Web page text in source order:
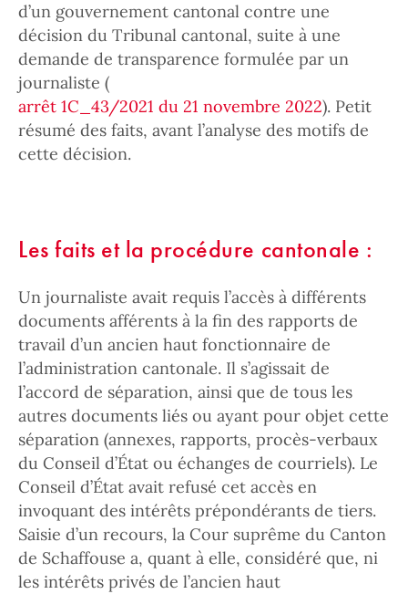
d’un gouvernement cantonal contre une
décision du Tribunal cantonal, suite à une
demande de transparence formulée par un
journaliste (
arrêt 1C_43/2021 du 21 novembre 2022). Petit
résumé des faits, avant l’analyse des motifs de
cette décision.
Les faits et la procédure cantonale :
Un journaliste avait requis l’accès à différents
documents afférents à la fin des rapports de
travail d’un ancien haut fonctionnaire de
l’administration cantonale. Il s’agissait de
l’accord de séparation, ainsi que de tous les
autres documents liés ou ayant pour objet cette
séparation (annexes, rapports, procès-verbaux
du Conseil d’État ou échanges de courriels). Le
Conseil d’État avait refusé cet accès en
invoquant des intérêts prépondérants de tiers.
Saisie d’un recours, la Cour suprême du Canton
de Schaffouse a, quant à elle, considéré que, ni
les intérêts privés de l’ancien haut